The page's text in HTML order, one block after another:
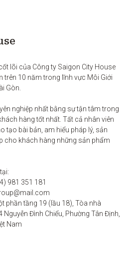
lõi của Công ty Saigon City House
trên 10 năm trong lĩnh vực Môi Giới
Gòn.
nghiệp nhất bằng sự tận tâm trong
hàng tốt nhất. Tất cả nhân viên
tạo bài bản, am hiểu pháp lý, sản
cho khách hàng những sản phẩm
981 351 181
phần tầng 19 (lầu 18), Tòa nhà
Nguyễn Đình Chiểu, Phường Tân Định,
Nam